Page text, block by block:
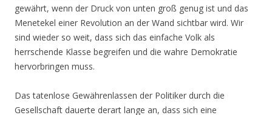
gewährt, wenn der Druck von unten groß genug ist und das
Menetekel einer Revolution an der Wand sichtbar wird. Wir
sind wieder so weit, dass sich das einfache Volk als
herrschende Klasse begreifen und die wahre Demokratie
hervorbringen muss.
Das tatenlose Gewährenlassen der Politiker durch die
Gesellschaft dauerte derart lange an, dass sich eine